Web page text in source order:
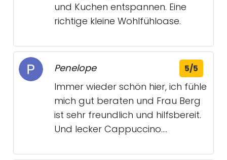
und Kuchen entspannen. Eine
richtige kleine Wohlfühloase.
Penelope 5/5
Immer wieder schön hier, ich fühle
mich gut beraten und Frau Berg
ist sehr freundlich und hilfsbereit.
Und lecker Cappuccino....